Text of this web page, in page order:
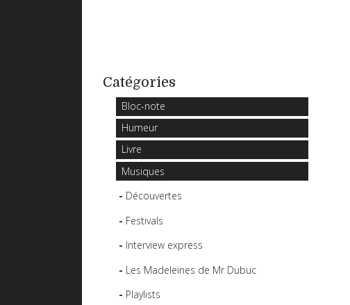
Catégories
Bloc-note
Humeur
Livre
Musiques
Découvertes
Festivals
Interview express
Les Madeleines de Mr Dubuc
Playlists